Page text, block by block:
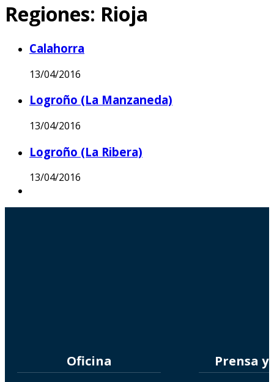
Regiones: Rioja
Calahorra
13/04/2016
Logroño (La Manzaneda)
13/04/2016
Logroño (La Ribera)
13/04/2016
Oficina Prensa